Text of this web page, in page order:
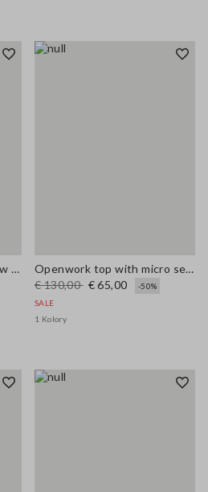
Sweter z czystej bawełny w wielokolorowe pasy, regular fit z kołnierzem polo
Openwork top with micro sequins
€ 130,00 € 65,00
-50%
SALE
1 Kolory